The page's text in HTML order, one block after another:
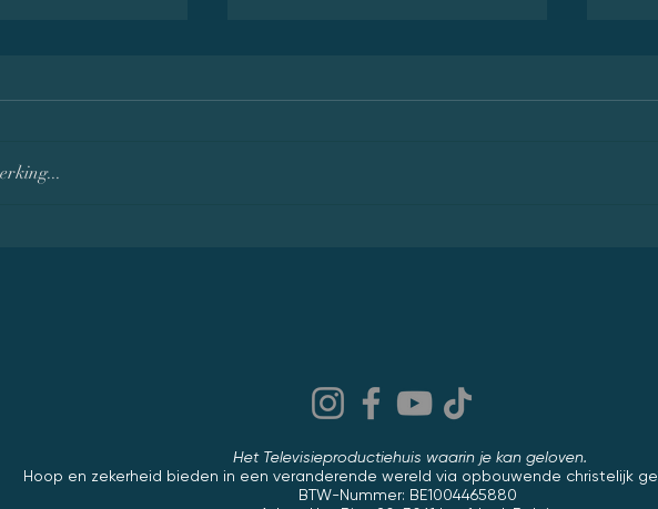
Het Televisieproductiehuis waarin je kan geloven.
Hoop en zekerheid bieden in een veranderende wereld via opbouwende christelijk
BTW-Nummer: BE1004465880